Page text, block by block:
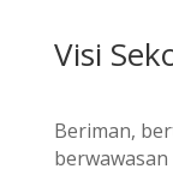
Visi
Beriman,